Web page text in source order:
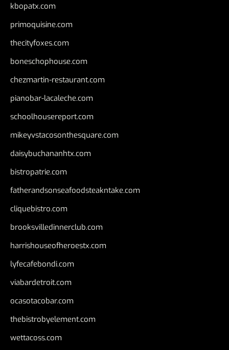
kbopatx.com
primoquisine.com
thecityfoxes.com
boneschophouse.com
chezmartin-restaurant.com
pianobar-lacaleche.com
schoolhousereport.com
mikeyvstacosonthesquare.com
daisybuchananhtx.com
bistropatrie.com
fatherandsonseafoodsteakntake.com
cliquebistro.com
brooksvilledinnerclub.com
harrishouseofheroestx.com
lyfecafebondi.com
viabardetroit.com
ocasotacobar.com
thebistrobyelement.com
wettacoss.com